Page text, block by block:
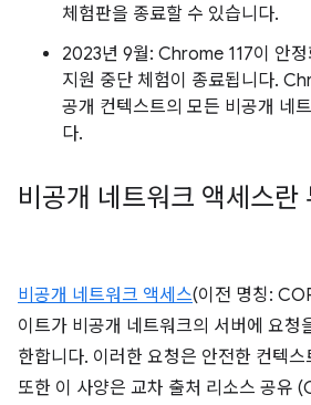
체험판을 종료할 수 있습니다.
2023년 9월: Chrome 117이 안정
지원 중단 체험이 종료됩니다.
공개 컨텍스트의 모든 비공개 네
다.
비공개 네트워크 액세스란
비공개 네트워크 액세스(이전 명칭:
이트가 비공개 네트워크의 서버에 요청
한합니다. 이러한 요청은 안전한 컨텍
또한 이 사양은 교차 출처 리소스 공유